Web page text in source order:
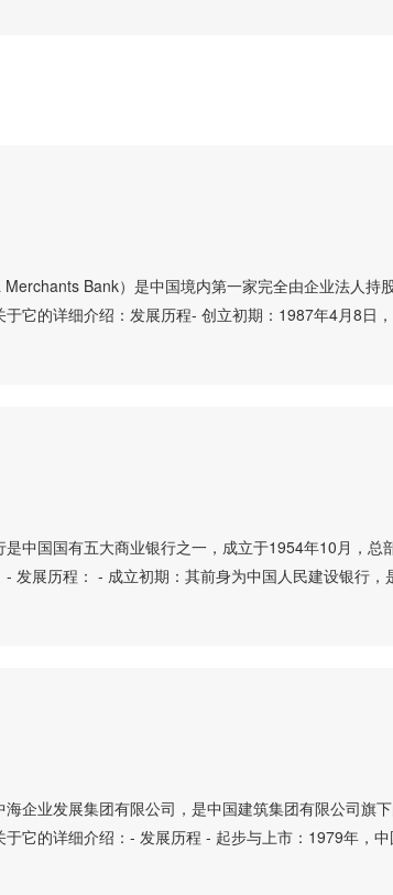
Bank）是中国境内第一家完全由企业法人持
于它的详细介绍：发展历程- 创立初期：1987年4月8日
中国国有五大商业银行之一，成立于1954年10月，总
发展历程： - 成立初期：其前身为中国人民建设银行，
企业发展集团有限公司，是中国建筑集团有限公司旗
于它的详细介绍：- 发展历程 - 起步与上市：1979年，